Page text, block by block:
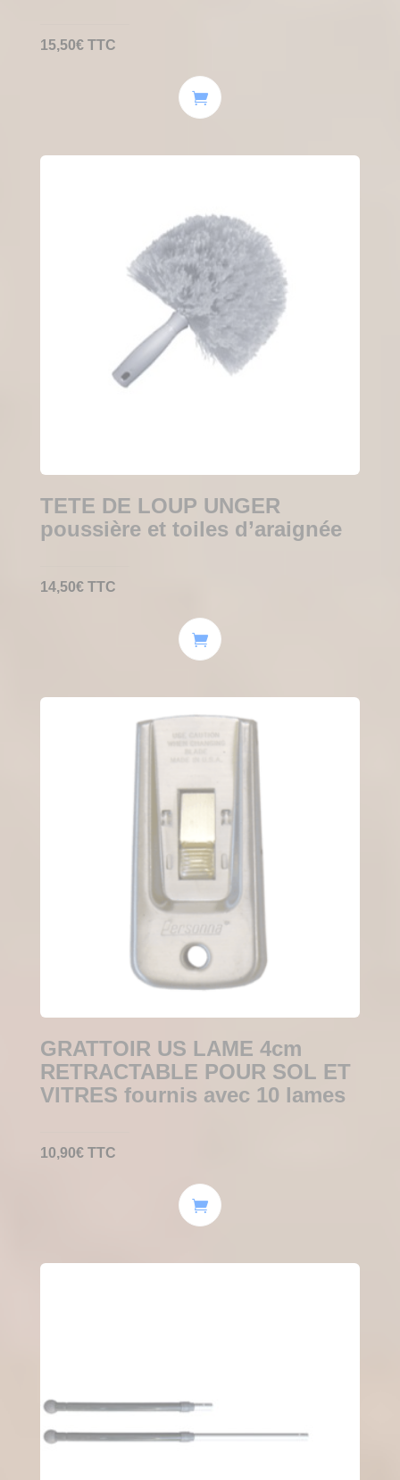
15,50€ TTC
TETE DE LOUP UNGER
poussière et toiles d’araignée
14,50€ TTC
GRATTOIR US LAME 4cm
RETRACTABLE POUR SOL ET
VITRES fournis avec 10 lames
10,90€ TTC